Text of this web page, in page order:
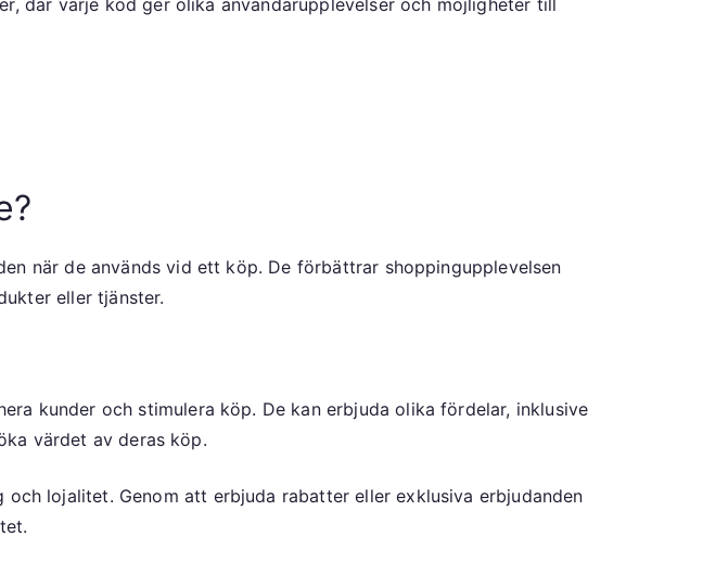
där varje kod ger olika användarupplevelser och möjligheter till
när de används vid ett köp. De förbättrar shoppingupplevelsen
eller tjänster.
kunder och stimulera köp. De kan erbjuda olika fördelar, inklusive
värdet av deras köp.
lojalitet. Genom att erbjuda rabatter eller exklusiva erbjudanden